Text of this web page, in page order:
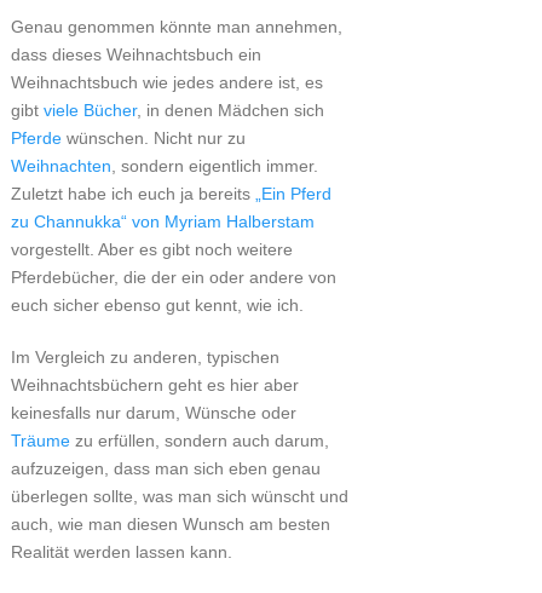
Genau genommen könnte man annehmen,
dass dieses Weihnachtsbuch ein
Weihnachtsbuch wie jedes andere ist, es
gibt viele Bücher, in denen Mädchen sich
Pferdewünschen. Nicht nur zu
Weihnachten , sondern eigentlich immer.
Zuletzt habe ich euch ja bereits
„Ein Pferd
zu Channukka“ von Myriam Halberstam
vorgestellt. Aber es gibt noch weitere
Pferdebücher, die der ein oder andere von
euch sicher ebenso gut kennt, wie ich.
Im Vergleich zu anderen, typischen
Weihnachtsbüchern geht es hier aber
keinesfalls nur darum, Wünsche oder
Träumezu erfüllen, sondern auch darum,
aufzuzeigen, dass man sich eben genau
überlegen sollte, was man sich wünscht und
auch, wie man diesen Wunsch am besten
Realität werden lassen kann.